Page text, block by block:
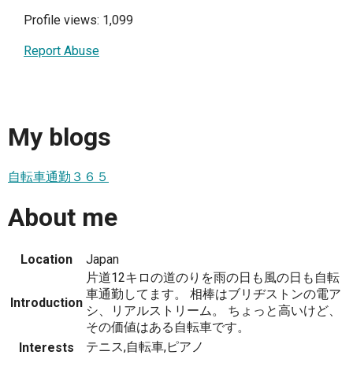
Profile views: 1,099
Report Abuse
My blogs
自転車通勤３６５
About me
Location Japan
Introduction
片道12キロの道のりを雨の日も風の日も自転
車通勤してます。 相棒はブリヂストンの電ア
シ、リアルストリーム。 ちょっと高いけど、
その価値はある自転車です。
Interests
テニス,自転車,ピアノ